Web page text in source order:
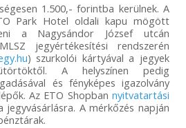
1.500,- forintba kerülnek. A
Park Hotel oldali kapu mögött
a Nagysándor József utcán
jegyértékesítési rendszerén
) szurkolói kártyával a jegyek
A helyszínen pedig
és fényképes igazolvány
Az ETO Shopbannyitvatartási
jegyvásárlásra. A mérkőzés napján